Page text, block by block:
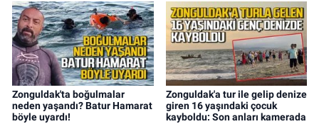
Zonguldak'ta boğulmalar
neden yaşandı? Batur Hamarat
böyle uyardı!
Zonguldak'a tur ile gelip denize
giren 16 yaşındaki çocuk
kayboldu: Son anları kamerada